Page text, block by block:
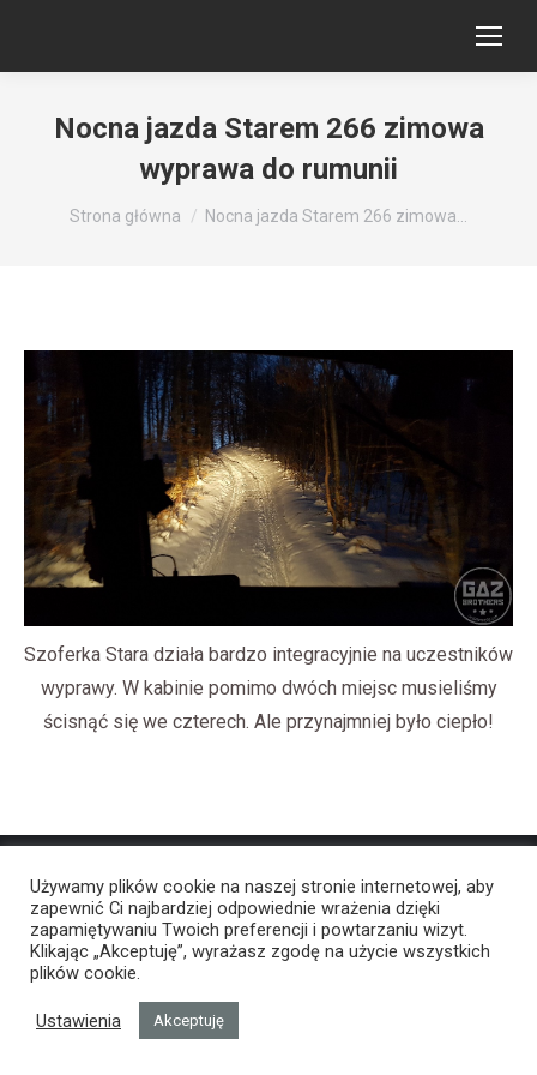
Nocna jazda Starem 266 zimowa
wyprawa do rumunii
Jesteś tutaj:
Strona główna Nocna jazda Starem 266 zimowa…
Szoferka Stara działa bardzo integracyjnie na uczestników
wyprawy. W kabinie pomimo dwóch miejsc musieliśmy
ścisnąć się we czterech. Ale przynajmniej było ciepło!
Używamy plików cookie na naszej stronie internetowej, aby
zapewnić Ci najbardziej odpowiednie wrażenia dzięki
zapamiętywaniu Twoich preferencji i powtarzaniu wizyt.
Klikając „Akceptuję”, wyrażasz zgodę na użycie wszystkich
plików cookie.
Ustawienia Akceptuję